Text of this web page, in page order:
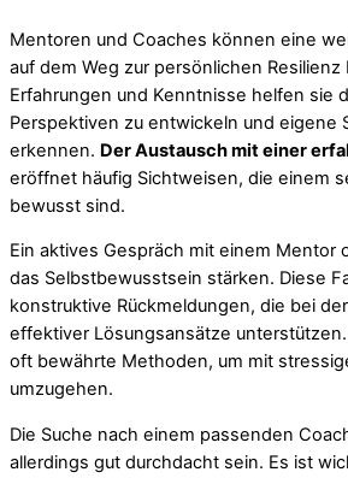
Mentoren und Coaches können eine
auf dem Weg zur persönlichen Resilienz
Erfahrungen und Kenntnisse helfen sie
Perspektiven zu entwickeln und eigene
erkennen. Der Austausch mit einer
eröffnet häufig Sichtweisen, die einem
bewusst sind.
Ein aktives Gespräch mit einem Mentor
das Selbstbewusstsein stärken. Diese
konstruktive Rückmeldungen, die bei
effektiver Lösungsansätze
oft bewährte Methoden, um mit
umzugehen.
Die Suche nach einem passenden
allerdings gut durchdacht sein. Es ist